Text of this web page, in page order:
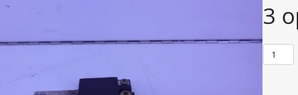
3
E-